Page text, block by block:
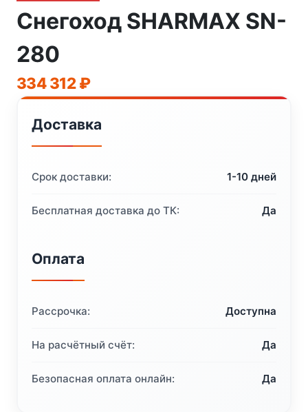
Снегоход SHARMAX SN-
280
334 312₽
Доставка
Срок доставки: 1-10 дней
Бесплатная доставка до ТК: Да
Оплата
Рассрочка: Доступна
На расчётный счёт: Да
Безопасная оплата онлайн: Да